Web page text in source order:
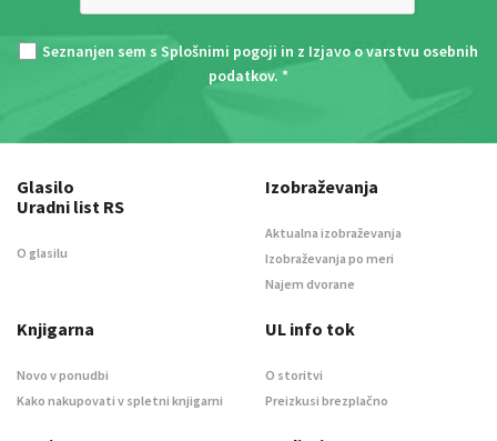
Seznanjen sem s Splošnimi pogoji in z Izjavo o varstvu osebnih
podatkov. *
Glasilo
Uradni list RS
O glasilu
Izobraževanja
Aktualna izobraževanja
Izobraževanja po meri
Najem dvorane
Knjigarna
Novo v ponudbi
Kako nakupovati v spletni knjigarni
UL info tok
O storitvi
Preizkusi brezplačno